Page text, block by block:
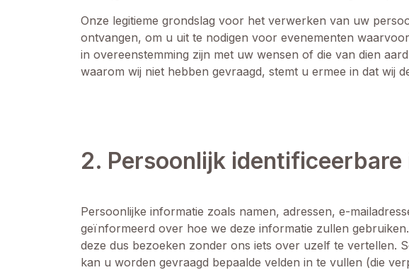
Onze legitieme grondslag voor het verwerken van uw
ontvangen, om u uit te nodigen voor evenementen
in overeenstemming zijn met uw wensen of die van dien
waarom wij niet hebben gevraagd, stemt u ermee in dat wij
2. Persoonlijk
Persoonlijke informatie zoals namen, adressen, e-
geïnformeerd over hoe we deze informatie zullen
deze dus bezoeken zonder ons iets over uzelf te vertellen.
kan u worden gevraagd bepaalde velden in te vullen (die